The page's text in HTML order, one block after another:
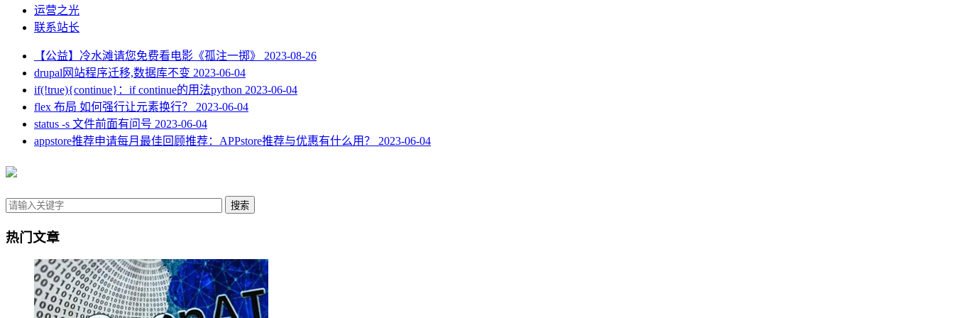
运营之光
联系站长
【公益】冷水滩请您免费看电影《孤注一掷》
2023-08-26
drupal网站程序迁移,数据库不变 2023-06-04
if(!true){continue}：if continue的用法python 2023-06-04
flex 布局 如何强行让元素换行？
2023-06-04
status -s 文件前面有问号 2023-06-04
appstore推荐申请每月最佳回顾推荐：APPstore推荐与优惠有什么用？
2023-06-04
搜索
热门文章